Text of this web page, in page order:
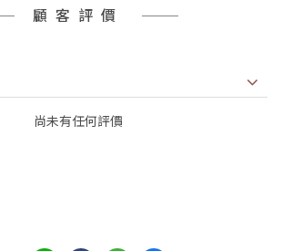
顧客評價
尚未有任何評價